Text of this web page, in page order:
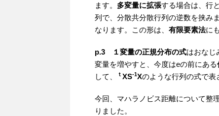
ます。 多変量に拡張する場合は、行
列で、分散共分散行列の逆数を挟みま
なります。この形は、 有限要素法に
p.3 １変量の正規分布の式はおなじ
変量を増やすと、今度はeの前にある
して、
ｔ XS-1Xのような行列の式で表
今回、マハラノビス距離について整
りました。